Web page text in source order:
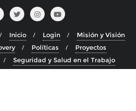
Inicio Login
Misión y Visión
Políticas
Proyectos
Seguridad y Salud en el Trabajo